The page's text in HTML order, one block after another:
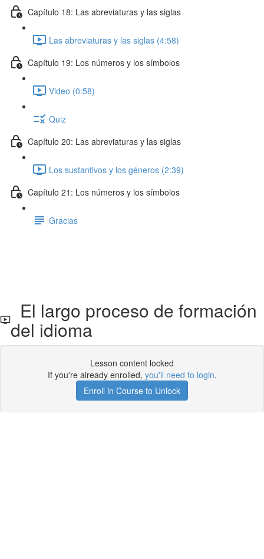
Capítulo 18: Las abreviaturas y las siglas
Las abreviaturas y las siglas (4:58)
Capítulo 19: Los números y los símbolos
Video (0:58)
Quiz
Capítulo 20: Las abreviaturas y las siglas
Los sustantivos y los géneros (2:39)
Capítulo 21: Los números y los símbolos
Gracias
El largo proceso de formación
del idioma
Lesson content locked
If you're already enrolled, you'll need to login.
Enroll in Course to Unlock